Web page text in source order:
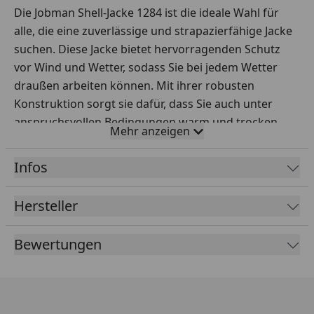
Die Jobman Shell-Jacke 1284 ist die ideale Wahl für
alle, die eine zuverlässige und strapazierfähige Jacke
suchen. Diese Jacke bietet hervorragenden Schutz
vor Wind und Wetter, sodass Sie bei jedem Wetter
draußen arbeiten können. Mit ihrer robusten
Konstruktion sorgt sie dafür, dass Sie auch unter
anspruchsvollen Bedingungen warm und trocken
bleiben. Die Shell-Jacke verfügt über mehrere
praktische Taschen, in denen Sie Ihre wichtigsten
Utensilien sicher verstauen können.
Dank des durchdachten Designs bietet diese Jacke
verstellbare Saum und die Ärmelbündchen
ermöglichen eine individuelle Anpassung für
Mehr anzeigen
Infos
Hersteller
Bewertungen